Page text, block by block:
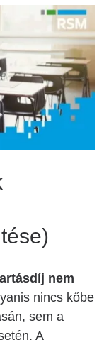
nem
nincs kőbe
sem a
A